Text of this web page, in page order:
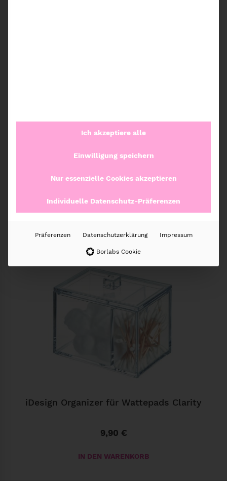
Rezensionen (0)
iDesign Organizer für Wattepads Clarity
9,90 €
IN DEN WARENKORB
Ich akzeptiere alle
Einwilligung speichern
Nur essenzielle Cookies akzeptieren
Individuelle Datenschutz-Präferenzen
Präferenzen Datenschutzerklärung Impressum
Borlabs Cookie